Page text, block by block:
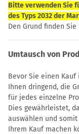
Bitte verwenden Sie
des Typs 2032 der
Den Grund finden Sie
Umtausch von
Bevor Sie einen
Ihnen dringend, die
für jedes einzelne
Dies gewährleistet,
auswählen und
Ihrem Kauf machen